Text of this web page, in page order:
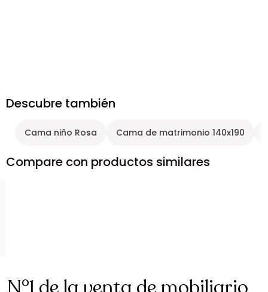
Descubre también
Cama niño Rosa Cama de matrimonio 140x190
Compare con productos similares